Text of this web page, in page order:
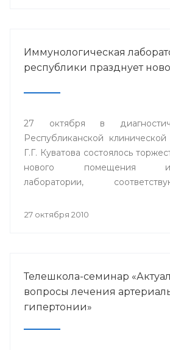
Иммунологическая
республики празднует
27 октября в
Республиканской
Г.Г. Куватова состоялось
нового помещения
лаборатории,
27 октября 2010
Телешкола-семинар
вопросы лечения
гипертонии»